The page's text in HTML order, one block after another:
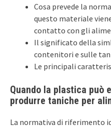
Cosa prevede la
questo materiale
contatto con gli
Il significato della
contenitori e sulle
Le principali
Quando la plastica può
produrre taniche per
La normativa di riferimento